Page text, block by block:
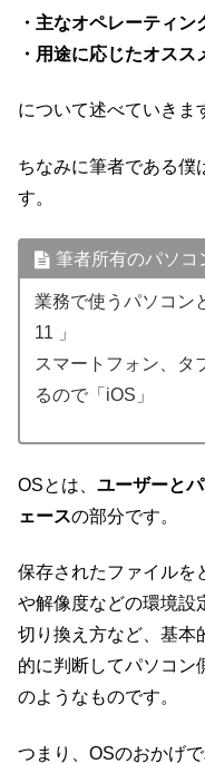
・主なオペレーティ
・用途に応じたオスス
について述べていきま
ちなみに筆者である僕
す。
筆者所有のパソコ
業務で使うパソコン
11 」
スマートフォン、タ
るので「iOS」
OSとは、 ユーザーと
ェースの部分です。
保存されたファイルを
や解像度などの環境設
切り換え方など、基本
的に判断してパソコン
のようなものです。
つまり、OSのおかげで